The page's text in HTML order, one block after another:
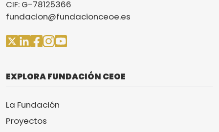
CIF: G-78125366
fundacion@fundacionceoe.es
EXPLORA FUNDACIÓN CEOE
La Fundación
Proyectos